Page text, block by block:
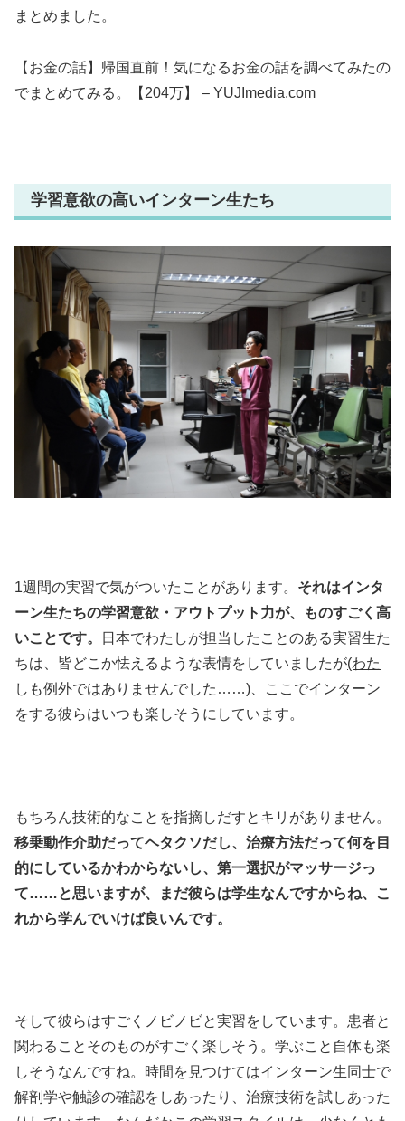
まとめました。
【お金の話】帰国直前！気になるお金の話を調べてみたの
でまとめてみる。【204万】 – YUJImedia.com
学習意欲の高いインターン生たち
1週間の実習で気がついたことがあります。 それはインタ
ーン生たちの学習意欲・アウトプット力が、ものすごく高
いことです。
日本でわたしが担当したことのある実習生た
ちは、皆どこか怯えるような表情をしていましたが(わた
しも例外ではありませんでした……) 、ここでインターン
をする彼らはいつも楽しそうにしています。
もちろん技術的なことを指摘しだすとキリがありません。
移乗動作介助だってヘタクソだし、治療方法だって何を目
的にしているかわからないし、第一選択がマッサージっ
て……と思いますが、まだ彼らは学生なんですからね、こ
れから学んでいけば良いんです。
そして彼らはすごくノビノビと実習をしています。患者と
関わることそのものがすごく楽しそう。学ぶこと自体も楽
しそうなんですね。時間を見つけてはインターン生同士で
解剖学や触診の確認をしあったり、治療技術を試しあった